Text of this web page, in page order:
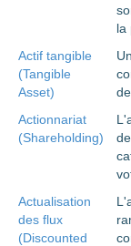
la
Actif tangible
(Tangible
Asset)
Actionnariat
(Shareholding)
Actualisation
des flux
(Discounted